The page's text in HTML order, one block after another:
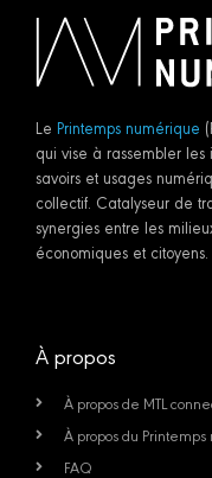
Le Printemps numérique
qui vise à rassembler
savoirs et usages
collectif. Catalyseur de
synergies entre les
économiques et citoyens.
À propos
À propos de MTL
À propos du
FAQ